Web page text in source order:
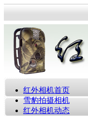
红外相机首页
雪豹拍摄相机
红外相机动态